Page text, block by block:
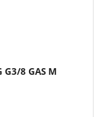
G3/8 GAS M